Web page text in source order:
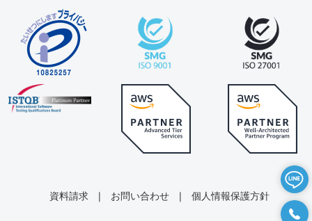
資料請求 | お問い合わせ | 個人情報保護方針